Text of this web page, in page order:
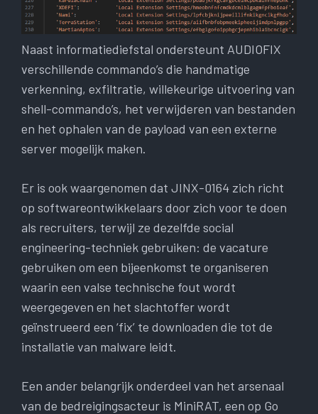
Naast informatiediefstal ondersteunt AUDIOFIX
verschillende commando’s die handmatige
verkenning, exfiltratie, willekeurige uitvoering van
shell-commando’s, het verwijderen van bestanden
en het ophalen van de payload van een externe
server mogelijk maken.
Er is ook waargenomen dat JINX-0164 zich richt
op softwareontwikkelaars door zich voor te doen
als recruiters, terwijl ze dezelfde social
engineering-techniek gebruiken: de vacature
gebruiken om een ​​bijeenkomst te organiseren
waarin een valse technische fout wordt
weergegeven en het slachtoffer wordt
geïnstrueerd een ‘fix’ te downloaden die tot de
installatie van malware leidt.
Een ander belangrijk onderdeel van het arsenaal
van de bedreigingsacteur is MiniRAT, een op Go